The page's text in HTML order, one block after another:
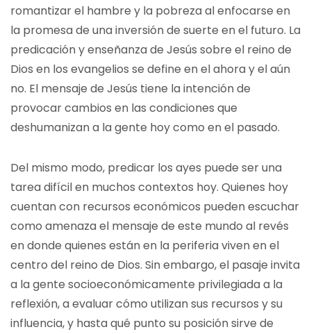
romantizar el hambre y la pobreza al enfocarse en
la promesa de una inversión de suerte en el futuro. La
predicación y enseñanza de Jesús sobre el reino de
Dios en los evangelios se define en el ahora y el aún
no. El mensaje de Jesús tiene la intención de
provocar cambios en las condiciones que
deshumanizan a la gente hoy como en el pasado.
Del mismo modo, predicar los ayes puede ser una
tarea difícil en muchos contextos hoy. Quienes hoy
cuentan con recursos económicos pueden escuchar
como amenaza el mensaje de este mundo al revés
en donde quienes están en la periferia viven en el
centro del reino de Dios. Sin embargo, el pasaje invita
a la gente socioeconómicamente privilegiada a la
reflexión, a evaluar cómo utilizan sus recursos y su
influencia, y hasta qué punto su posición sirve de